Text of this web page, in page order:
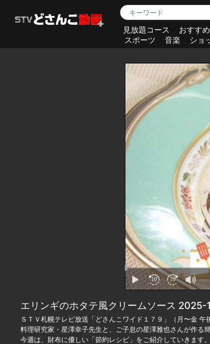
見放題コース おすす
スポーツ
音楽 ショ
エリンギのホタテ風クリームソース 2025-
ＳＴＶ札幌テレビ放送「どさんこワイド１７９」（月〜金
料理研究家・星澤幸子先生と、ご子息の星澤雅也さんが作る
今週は、財布に優しい「節約レシピ」をご紹介していきます